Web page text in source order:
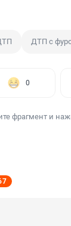
ДТП с
0
фрагмент и